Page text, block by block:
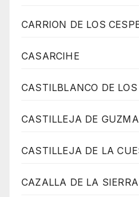
CARRION DE LOS
CASARCIHE
CASTILBLANCO DE LOS
CASTILLEJA DE
CASTILLEJA DE LA
CAZALLA DE LA SIERRA